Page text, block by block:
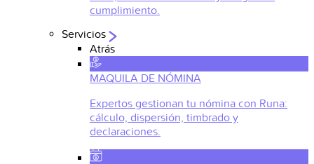
cumplimiento.
Servicios
Atrás
MAQUILA DE NÓMINA
Expertos gestionan tu nómina con Runa:
cálculo, dispersión, timbrado y
declaraciones.